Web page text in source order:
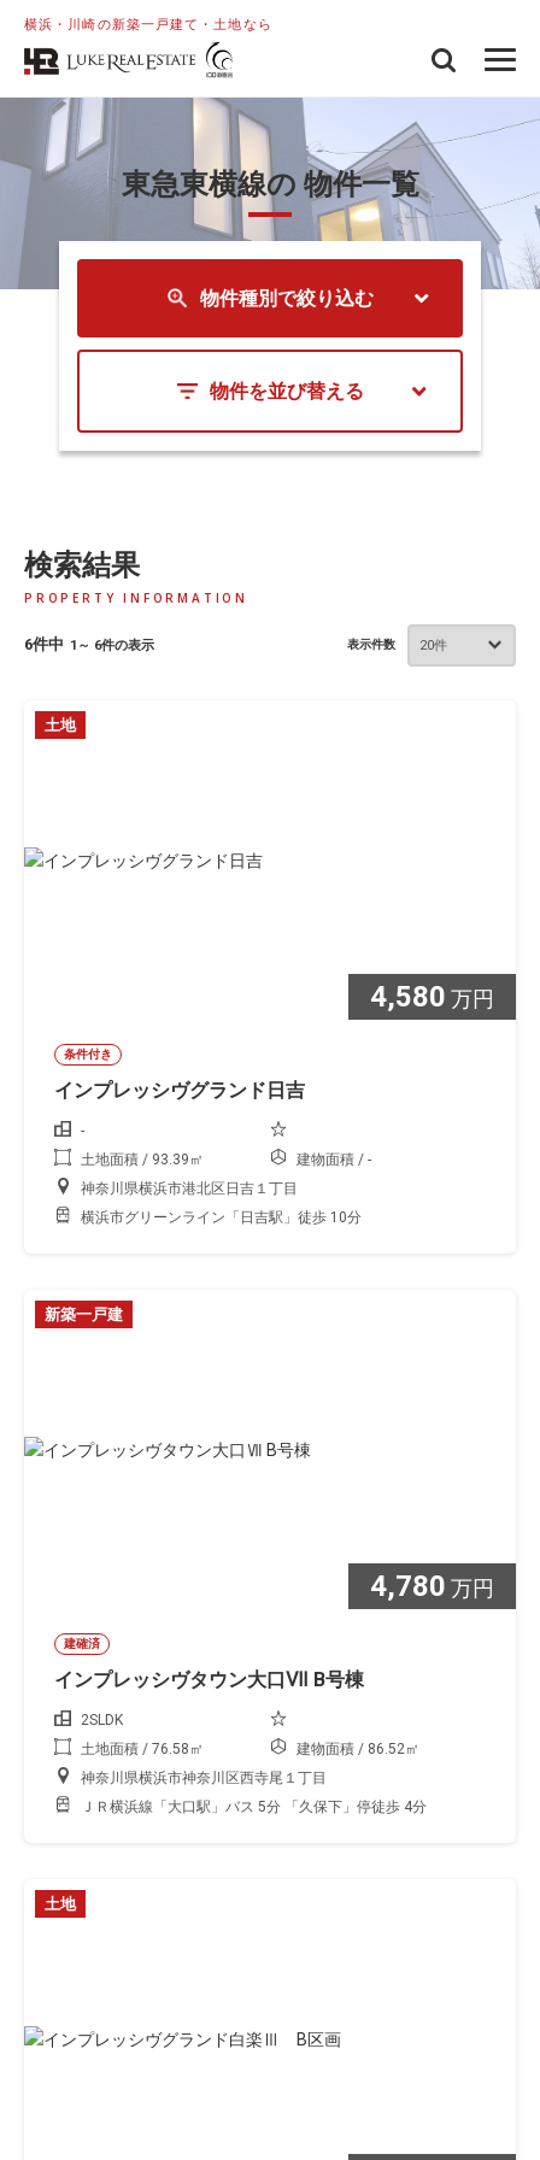
横浜・川崎の新築一戸建て・土地なら
東急東横線の 物件一覧
物件種別で絞り込む
物件を並び替える
検索結果
PROPERTY INFORMATION
6件中 1～ 6件の表示 表示件数
土地
4,580 万円
条件付き
インプレッシヴグランド日吉
-
土地面積 / 93.39㎡
建物面積 / -
神奈川県横浜市港北区日吉１丁目
横浜市グリーンライン「日吉駅」徒歩 10分
新築一戸建
4,780 万円
建確済
インプレッシヴタウン大口Ⅶ B号棟
2SLDK
土地面積 / 76.58㎡
建物面積 / 86.52㎡
神奈川県横浜市神奈川区西寺尾１丁目
ＪＲ横浜線「大口駅」バス 5分 「久保下」停徒歩 4分
土地